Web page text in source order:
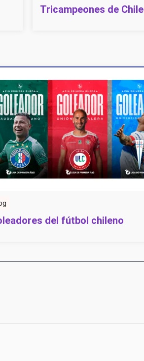
Tricampeones de Chile
del fútbol chileno